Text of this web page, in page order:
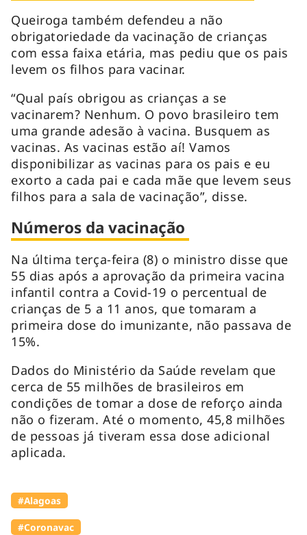
Queiroga também defendeu a não
obrigatoriedade da vacinação de crianças
com essa faixa etária, mas pediu que os pais
levem os filhos para vacinar.
“Qual país obrigou as crianças a se
vacinarem? Nenhum. O povo brasileiro tem
uma grande adesão à vacina. Busquem as
vacinas. As vacinas estão aí! Vamos
disponibilizar as vacinas para os pais e eu
exorto a cada pai e cada mãe que levem seus
filhos para a sala de vacinação”, disse.
Números da vacinação
Na última terça-feira (8) o ministro disse que
55 dias após a aprovação da primeira vacina
infantil contra a Covid-19 o percentual de
crianças de 5 a 11 anos, que tomaram a
primeira dose do imunizante, não passava de
15%.
Dados do Ministério da Saúde revelam que
cerca de 55 milhões de brasileiros em
condições de tomar a dose de reforço ainda
não o fizeram. Até o momento, 45,8 milhões
de pessoas já tiveram essa dose adicional
aplicada.
#Alagoas
#Coronavac